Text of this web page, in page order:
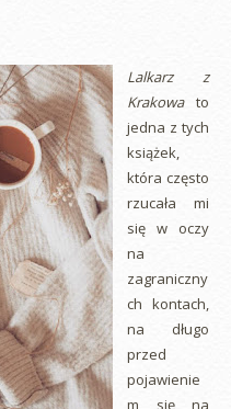
Lalkarz z
Krakowato
jedna z tych
książek,
która często
rzucała mi
się w oczy
na
zagraniczny
ch kontach,
na długo
przed
pojawienie
m się na